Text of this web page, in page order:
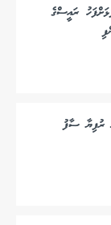
ރައީސްގެ
މިލިޔަން ރުފިޔާ ސާފު